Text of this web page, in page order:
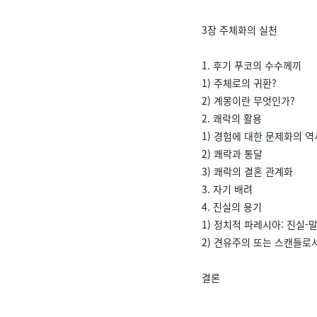
3장 주체화의 실천
1. 후기 푸코의 수수께끼
1) 주체로의 귀환?
2) 계몽이란 무엇인가?
2. 쾌락의 활용
1) 경험에 대한 문제화의 역
2) 쾌락과 통달
3) 쾌락의 결혼 관계화
3. 자기 배려
4. 진실의 용기
1) 정치적 파레시아: 진실-
2) 견유주의 또는 스캔들로
결론